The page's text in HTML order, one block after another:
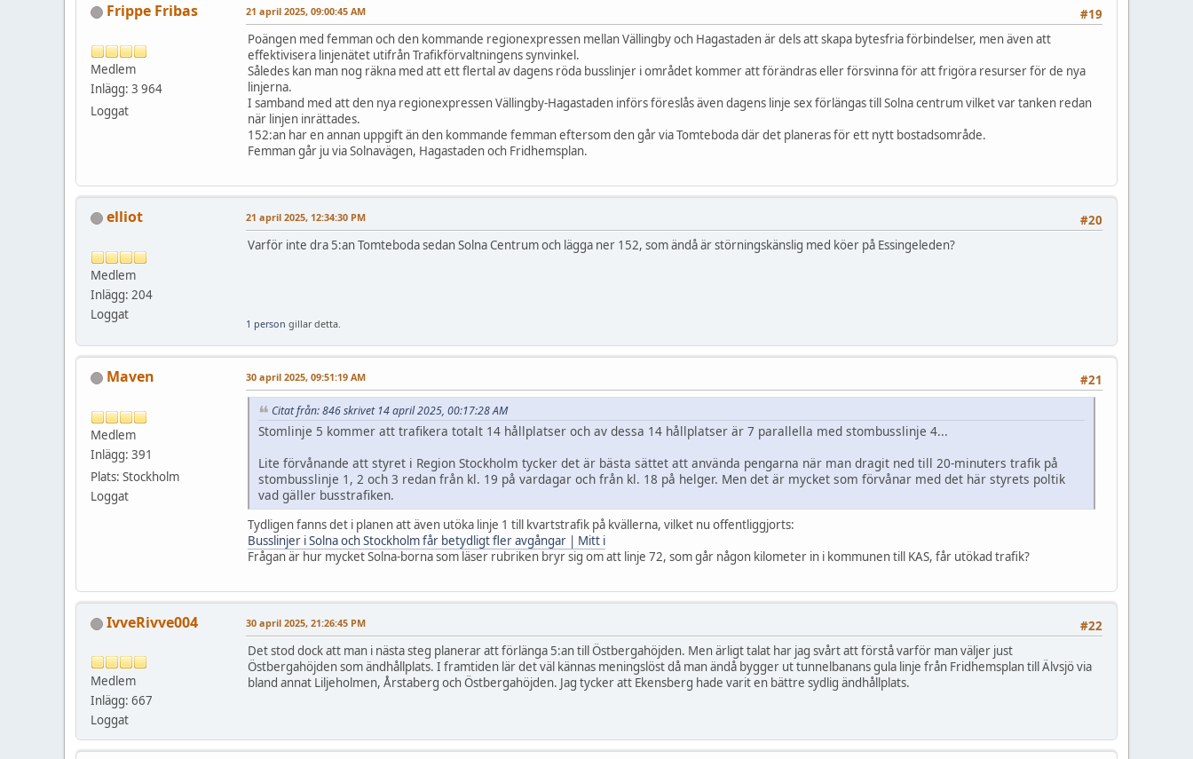
Frippe Fribas
Medlem
Inlägg: 3 964
Loggat
#19
21 april 2025, 09:00:45 AM
Poängen med femman och den kommande regionexpressen mellan Vällingby och Hagastaden är dels att skapa bytesfria förbindelser, men även att
effektivisera linjenätet utifrån Trafikförvaltningens synvinkel.
Således kan man nog räkna med att ett flertal av dagens röda busslinjer i området kommer att förändras eller försvinna för att frigöra resurser för de nya
linjerna.
I samband med att den nya regionexpressen Vällingby-Hagastaden införs föreslås även dagens linje sex förlängas till Solna centrum vilket var tanken redan
när linjen inrättades.
152:an har en annan uppgift än den kommande femman eftersom den går via Tomteboda där det planeras för ett nytt bostadsområde.
Femman går ju via Solnavägen, Hagastaden och Fridhemsplan.
elliot
Medlem
Inlägg: 204
Loggat
#20
21 april 2025, 12:34:30 PM
Varför inte dra 5:an Tomteboda sedan Solna Centrum och lägga ner 152, som ändå är störningskänslig med köer på Essingeleden?
1 person gillar detta.
Maven
Medlem
Inlägg: 391
Plats: Stockholm
Loggat
#21
30 april 2025, 09:51:19 AM
Citat från: 846 skrivet 14 april 2025, 00:17:28 AM
Stomlinje 5 kommer att trafikera totalt 14 hållplatser och av dessa 14 hållplatser är 7 parallella med stombusslinje 4...
Lite förvånande att styret i Region Stockholm tycker det är bästa sättet att använda pengarna när man dragit ned till 20-minuters trafik på
stombusslinje 1, 2 och 3 redan från kl. 19 på vardagar och från kl. 18 på helger. Men det är mycket som förvånar med det här styrets poltik
vad gäller busstrafiken.
Tydligen fanns det i planen att även utöka linje 1 till kvartstrafik på kvällerna, vilket nu offentliggjorts:
Busslinjer i Solna och Stockholm får betydligt fler avgångar | Mitt i
Frågan är hur mycket Solna-borna som läser rubriken bryr sig om att linje 72, som går någon kilometer in i kommunen till KAS, får utökad trafik?
IvveRivve004
Medlem
Inlägg: 667
Loggat
#22
30 april 2025, 21:26:45 PM
Det stod dock att man i nästa steg planerar att förlänga 5:an till Östbergahöjden. Men ärligt talat har jag svårt att förstå varför man väljer just
Östbergahöjden som ändhållplats. I framtiden lär det väl kännas meningslöst då man ändå bygger ut tunnelbanans gula linje från Fridhemsplan till Älvsjö via
bland annat Liljeholmen, Årstaberg och Östbergahöjden. Jag tycker att Ekensberg hade varit en bättre sydlig ändhållplats.